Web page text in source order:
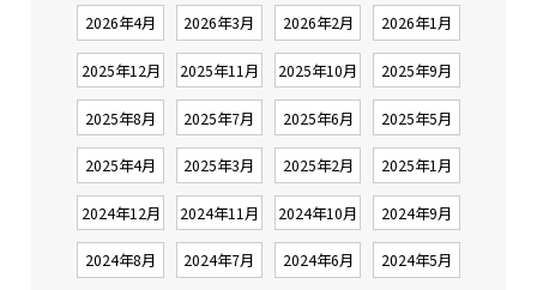
2026年4月 2026年3月 2026年2月 2026年1月
2025年12月 2025年11月 2025年10月 2025年9月
2025年8月 2025年7月 2025年6月 2025年5月
2025年4月 2025年3月 2025年2月 2025年1月
2024年12月 2024年11月 2024年10月 2024年9月
2024年8月 2024年7月 2024年6月 2024年5月